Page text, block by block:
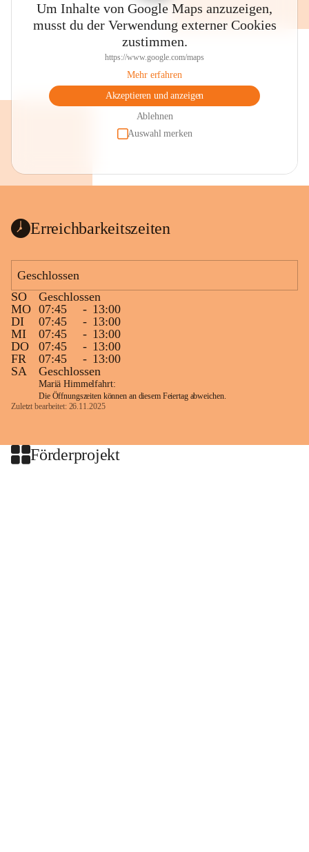
Um Inhalte von Google Maps anzuzeigen,
musst du der Verwendung externer Cookies
zustimmen.
https://www.google.com/maps
Mehr erfahren
Akzeptieren und anzeigen
Ablehnen
Auswahl merken
Erreichbarkeitszeiten
Geschlossen
SO
Geschlossen
MO 07:45 - 13:00
DI
07:45 - 13:00
MI
07:45 - 13:00
DO
07:45 - 13:00
FR
07:45 - 13:00
SA
Geschlossen
Mariä Himmelfahrt:
Die Öffnungszeiten können an diesem Feiertag abweichen.
Zuletzt bearbeitet: 26.11.2025
Förderprojekt